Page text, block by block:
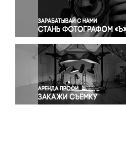
Правосудие
Происшествия и
Религия
Светская жизнь
Спорт
Экология
Экономика и бизнес